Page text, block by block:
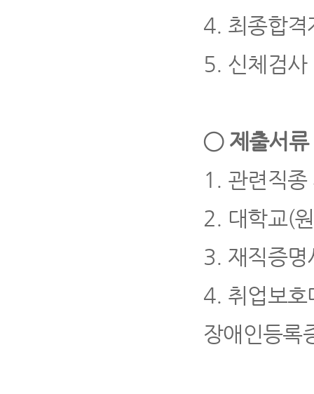
4. 최종합
5. 신체검사
◯ 제출서류
1. 관련직
2. 대학교(원
3. 재직증명
4. 취업보호
장애인등록